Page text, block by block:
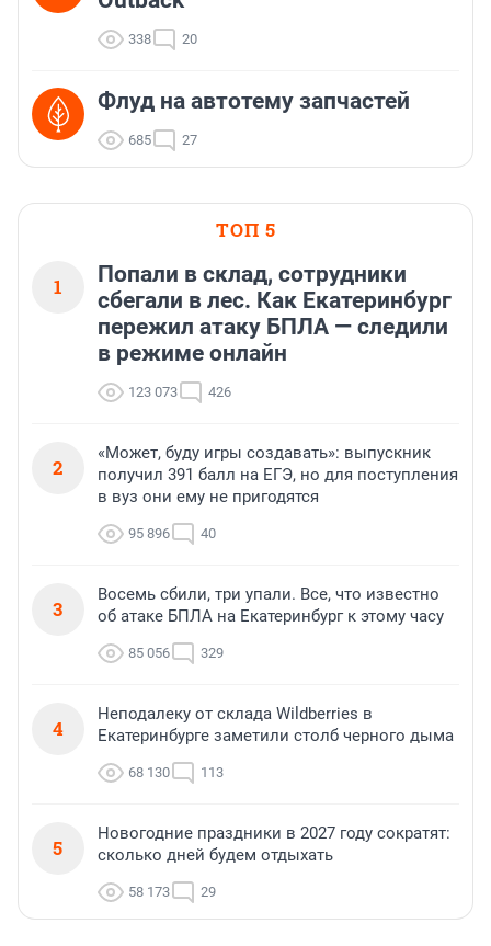
338 20
Флуд на автотему запчастей
685 27
ТОП 5
1
Попали в склад, сотрудники
сбегали в лес. Как Екатеринбург
пережил атаку БПЛА — следили
в режиме онлайн
123 073 426
2
«Может, буду игры создавать»: выпускник
получил 391 балл на ЕГЭ, но для поступления
в вуз они ему не пригодятся
95 896 40
3
Восемь сбили, три упали. Все, что известно
об атаке БПЛА на Екатеринбург к этому часу
85 056 329
4
Неподалеку от склада Wildberries в
Екатеринбурге заметили столб черного дыма
68 130 113
5
Новогодние праздники в 2027 году сократят:
сколько дней будем отдыхать
58 173 29